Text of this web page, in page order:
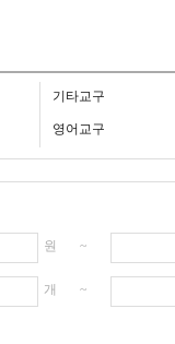
기타교구
영어교구
원 ~
개 ~